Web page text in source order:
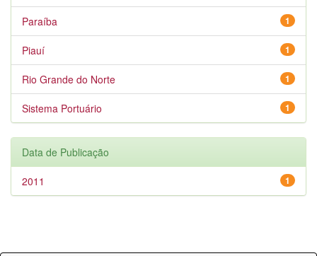
1
Paraíba
1
Piauí
1
Rio Grande do Norte
1
Sistema Portuário
Data de Publicação
1
2011